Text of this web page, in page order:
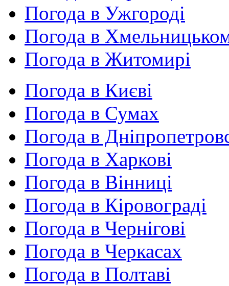
Погода в Ужгороді
Погода в
Погода в Житомирі
Погода в Києві
Погода в Сумах
Погода в
Погода в Харкові
Погода в Вінниці
Погода в Кіровограді
Погода в Чернігові
Погода в Черкасах
Погода в Полтаві